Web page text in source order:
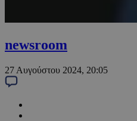
newsroom
27 Αυγούστου 2024, 20:05